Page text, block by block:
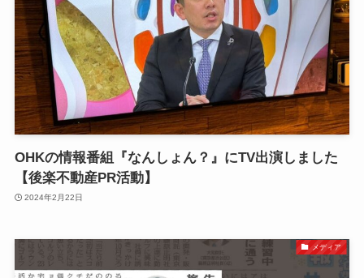
OHKの情報番組『なんしょん？』にTV出演しました
【後楽不動産PR活動】
2024年2月22日
メディア